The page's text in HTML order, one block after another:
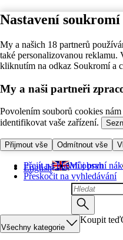
Nastavení soukromí
My a našich 18 partnerů
také personalizovanou
kliknutím na odkaz Soukromí a
My a naši partneři
Povolením souborů cookies
identifikovat vaše zařízení.
Přijmout vše Odmítnout vše
Přejít na hlavní obsah
Přeskočit na vyhledávání
English Můj první
Všechny kategorie
Koupit teď